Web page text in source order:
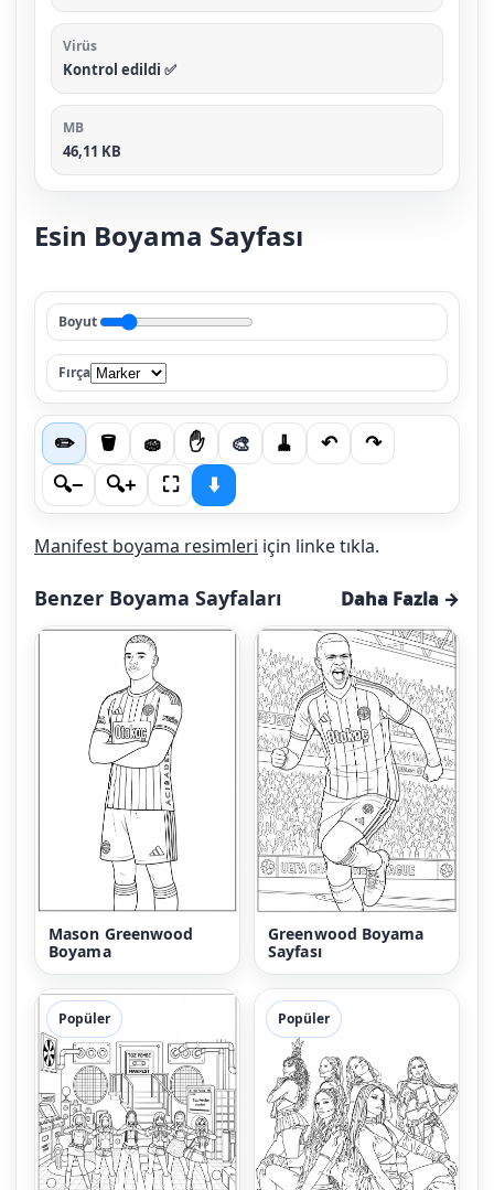
Virüs
Kontrol edildi ✅
MB
46,11 KB
Esin Boyama Sayfası
✏️ 🪣 🧽 ✋ 🎨 🧹 ↶
↷
🔍−
🔍+ ⛶ ⬇️
Boyut
Fırça
Manifest boyama resimleri için linke tıkla.
Benzer Boyama Sayfaları Daha Fazla →
Mason Greenwood
Boyama
Greenwood Boyama
Sayfası
Popüler Popüler